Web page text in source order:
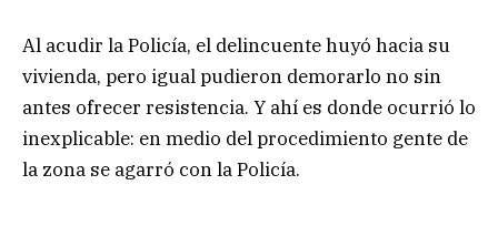
Al acudir la Policía, el delincuente huyó hacia su
vivienda, pero igual pudieron demorarlo no sin
antes ofrecer resistencia. Y ahí es donde ocurrió lo
inexplicable: en medio del procedimiento gente de
la zona se agarró con la Policía.